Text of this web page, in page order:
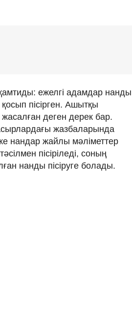
ежелгі адамдар нанды
пісірген. Ашытқы
деген дерек бар.
жазбаларында
нандар жайлы мәліметтер
пісіріледі, соның
нанды пісіруге болады.